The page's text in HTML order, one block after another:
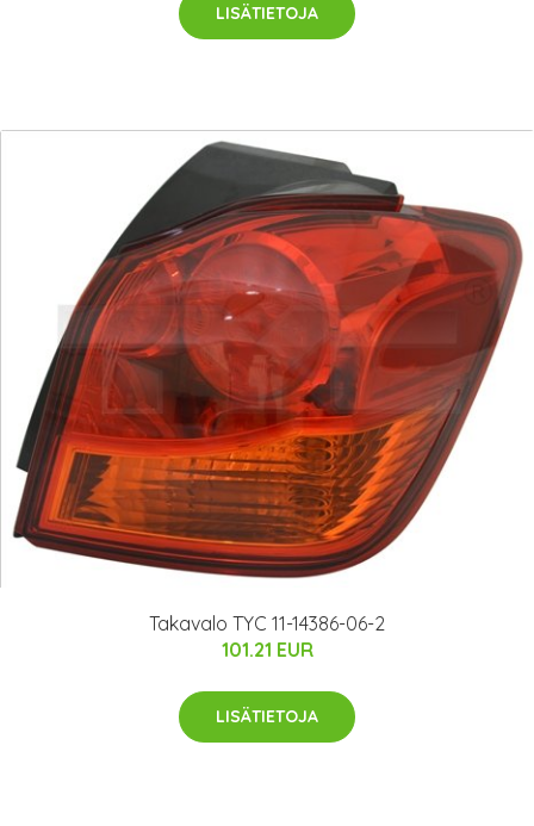
LISÄTIETOJA
Takavalo TYC 11-14386-06-2
101.21 EUR
LISÄTIETOJA